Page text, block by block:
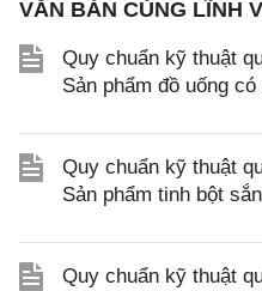
VĂN BẢN CÙNG LĨNH
Quy chuẩn kỹ thuật
Sản phẩm đồ uống có
Quy chuẩn kỹ thuật
Sản phẩm tinh bột
Quy chuẩn kỹ thuật